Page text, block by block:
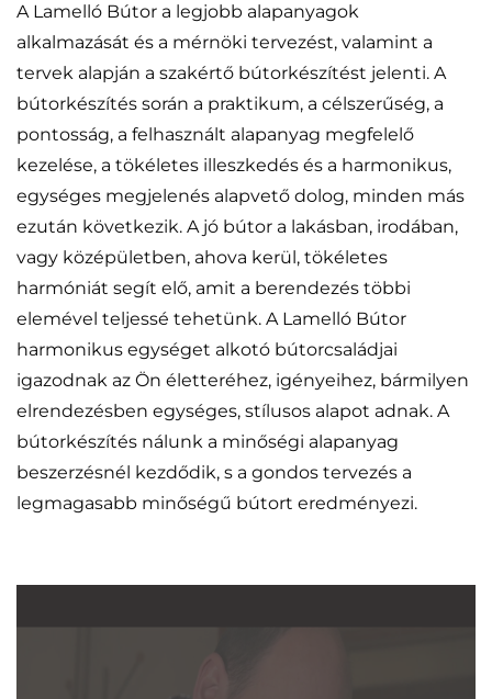
A Lamelló Bútor a legjobb alapanyagok
alkalmazását és a mérnöki tervezést, valamint a
tervek alapján a szakértő bútorkészítést jelenti. A
bútorkészítés során a praktikum, a célszerűség, a
pontosság, a felhasznált alapanyag megfelelő
kezelése, a tökéletes illeszkedés és a harmonikus,
egységes megjelenés alapvető dolog, minden más
ezután következik. A jó bútor a lakásban, irodában,
vagy középületben, ahova kerül, tökéletes
harmóniát segít elő, amit a berendezés többi
elemével teljessé tehetünk. A Lamelló Bútor
harmonikus egységet alkotó bútorcsaládjai
igazodnak az Ön életteréhez, igényeihez, bármilyen
elrendezésben egységes, stílusos alapot adnak. A
bútorkészítés nálunk a minőségi alapanyag
beszerzésnél kezdődik, s a gondos tervezés a
legmagasabb minőségű bútort eredményezi.